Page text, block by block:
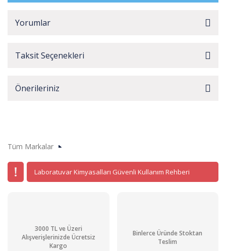
Yorumlar
Taksit Seçenekleri
Önerileriniz
Tüm Markalar
Laboratuvar Kimyasalları Güvenli Kullanım Rehberi
3000 TL ve Üzeri
Alışverişlerinizde Ücretsiz
Kargo
Binlerce Üründe Stoktan
Teslim